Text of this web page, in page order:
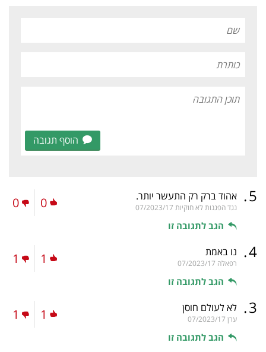
הוסף תגובה
5
. אהוד ברק רק התעשר יותר.
נגד הפגנות לא חוקיות 07/2023/17
הגב לתגובה זו
0
0
4
. נו באמת
רפאלה 07/2023/17
הגב לתגובה זו
1
1
3
. לא לעולם חוסן
ערן 07/2023/17
הגב לתגובה זו
1
1